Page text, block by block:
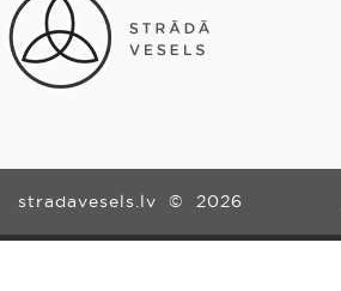
stradavesels.lv © 2026